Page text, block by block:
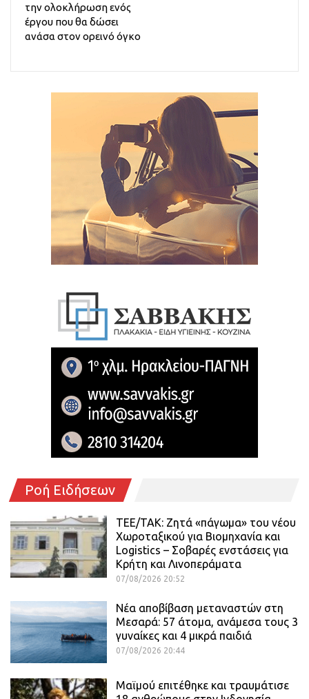
την ολοκλήρωση ενός
έργου που θα δώσει
ανάσα στον ορεινό όγκο
Ροή Ειδήσεων
ΤΕΕ/ΤΑΚ: Ζητά «πάγωμα» του νέου
Χωροταξικού για Βιομηχανία και
Logistics – Σοβαρές ενστάσεις για
Κρήτη και Λινοπεράματα
07/08/2026 20:52
Νέα αποβίβαση μεταναστών στη
Μεσαρά: 57 άτομα, ανάμεσα τους 3
γυναίκες και 4 μικρά παιδιά
07/08/2026 20:44
Μαϊμού επιτέθηκε και τραυμάτισε